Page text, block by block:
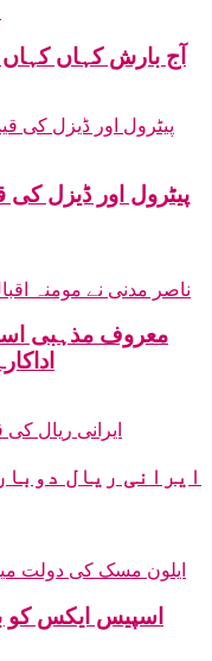
آج بارش کہاں
پیٹرول اور ڈیزل
ایرانی ریال